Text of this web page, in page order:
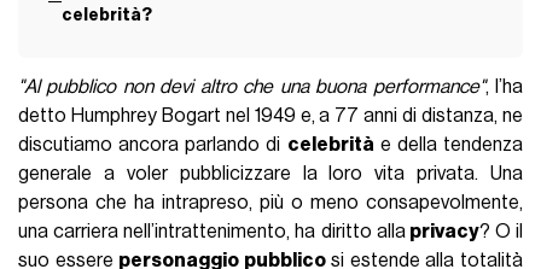
celebrità?
"Al pubblico non devi altro che una buona performance", l’ha
detto Humphrey Bogart nel 1949 e, a 77 anni di distanza, ne
discutiamo ancora parlando di celebrità e della tendenza
generale a voler pubblicizzare la loro vita privata. Una
persona che ha intrapreso, più o meno consapevolmente,
una carriera nell’intrattenimento, ha diritto allaprivacy? O il
suo essere personaggio pubblicosi estende alla totalità